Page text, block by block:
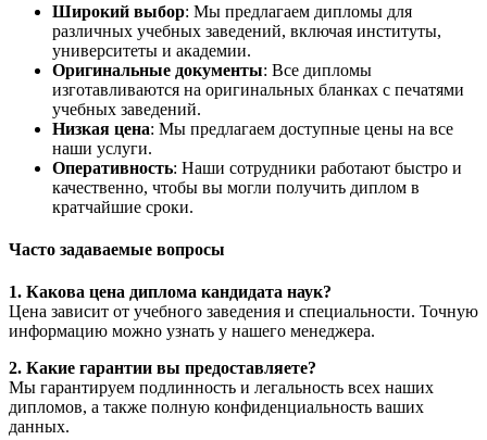
Широкий выбор: Мы предлагаем дипломы для
различных учебных заведений, включая институты,
университеты и академии.
Оригинальные документы: Все дипломы
изготавливаются на оригинальных бланках с печатями
учебных заведений.
Низкая цена: Мы предлагаем доступные цены на все
наши услуги.
Оперативность: Наши сотрудники работают быстро и
качественно, чтобы вы могли получить диплом в
кратчайшие сроки.
Часто задаваемые вопросы
1. Какова цена диплома кандидата наук?
Цена зависит от учебного заведения и специальности. Точную
информацию можно узнать у нашего менеджера.
2. Какие гарантии вы предоставляете?
Мы гарантируем подлинность и легальность всех наших
дипломов, а также полную конфиденциальность ваших
данных.